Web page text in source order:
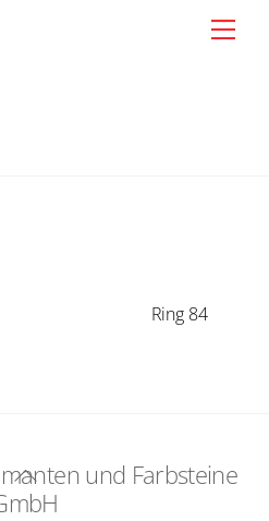
Ring 84
Back
To
und Farbsteine